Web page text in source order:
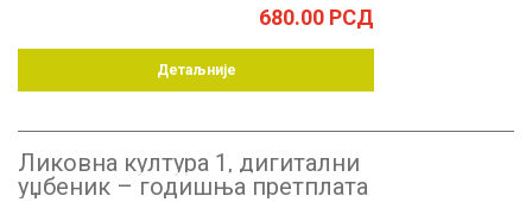
680.00 РСД
Детаљније
Ликовна култура 1, дигитални
уџбеник – годишња претплата